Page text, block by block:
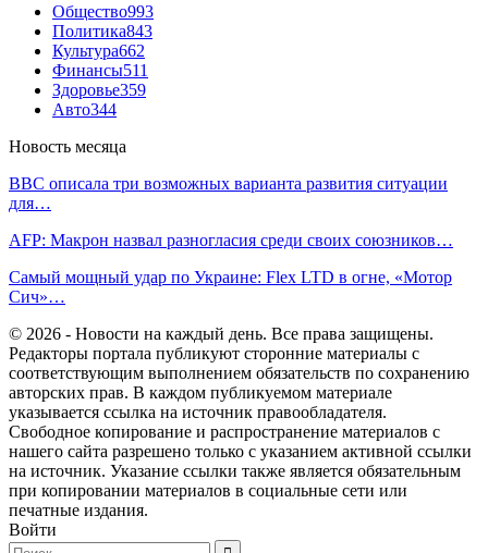
Общество993
Политика843
Культура662
Финансы511
Здоровье359
Авто344
Новость месяца
BBC описала три возможных варианта развития ситуации
для…
AFP: Макрон назвал разногласия среди своих союзников…
Самый мощный удар по Украине: Flex LTD в огне, «Мотор
Сич»…
© 2026 - Новости на каждый день. Все права защищены.
Редакторы портала публикуют сторонние материалы с
соответствующим выполнением обязательств по сохранению
авторских прав. В каждом публикуемом материале
указывается ссылка на источник правообладателя.
Свободное копирование и распространение материалов с
нашего сайта разрешено только с указанием активной ссылки
на источник. Указание ссылки также является обязательным
при копировании материалов в социальные сети или
печатные издания.
Войти